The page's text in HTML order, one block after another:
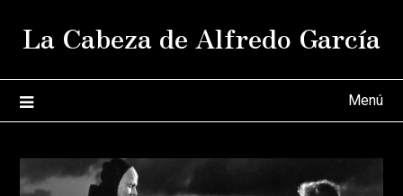
La Cabeza de Alfredo García
Menú